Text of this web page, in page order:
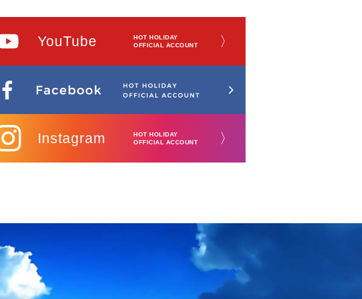
YouTube
HOT HOLIDAY
OFFICIAL ACCOUNT
〉
Instagram
HOT HOLIDAY
OFFICIAL ACCOUNT
〉